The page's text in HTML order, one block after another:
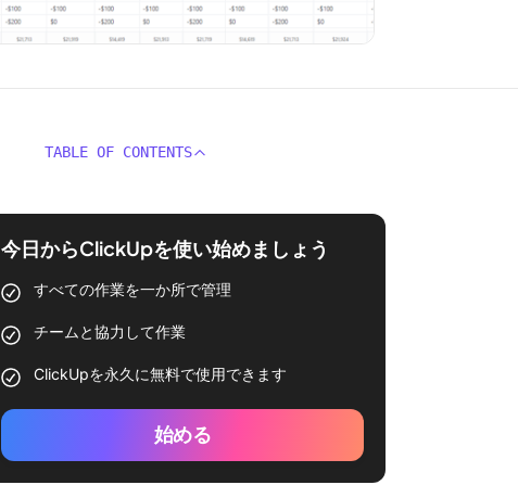
TABLE OF CONTENTS
今日からClickUpを使い始めましょう
すべての作業を一か所で管理
チームと協力して作業
ClickUpを永久に無料で使用できます
始める